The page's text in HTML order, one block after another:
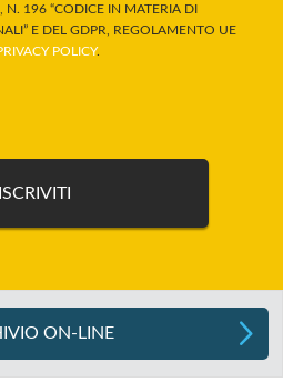
196 “CODICE IN MATERIA DI
E DEL GDPR, REGOLAMENTO UE
POLICY.
ON-LINE